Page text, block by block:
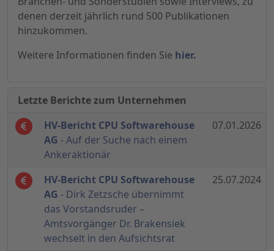
denen derzeit jährlich rund 500 Publikationen
hinzukommen.
Weitere Informationen finden Sie hier.
Letzte Berichte zum Unternehmen
HV-Bericht CPU Softwarehouse
AG - Auf der Suche nach einem
Ankeraktionär
07.01.2026
HV-Bericht CPU Softwarehouse
AG - Dirk Zetzsche übernimmt
das Vorstandsruder –
Amtsvorgänger Dr. Brakensiek
wechselt in den Aufsichtsrat
25.07.2024